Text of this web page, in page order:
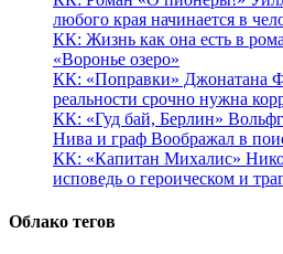
любого края начинается в
КК: Жизнь как она есть в
«Воронье озеро»
КК: «Поправки» Джонатана
реальности срочно нужна
КК: «Гуд бай, Берлин»
Нива и граф Воображал в
КК: «Капитан Михалис»
исповедь о героическом и
Облако тегов